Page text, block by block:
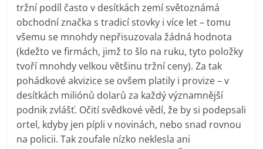
tržní podíl často v desítkách zemí světoznámá
obchodní značka s tradicí stovky i více let – tomu
všemu se mnohdy nepřisuzovala žádná hodnota
(kdežto ve firmách, jimž to šlo na ruku, tyto položky
tvoří mnohdy velkou většinu tržní ceny). Za tak
pohádkové akvizice se ovšem platily i provize – v
desítkách miliónů dolarů za každý významnější
podnik zvlášť. Očití svědkové vědí, že by si podepsali
ortel, kdyby jen pípli v novinách, nebo snad rovnou
na policii. Tak zoufale nízko neklesla ani